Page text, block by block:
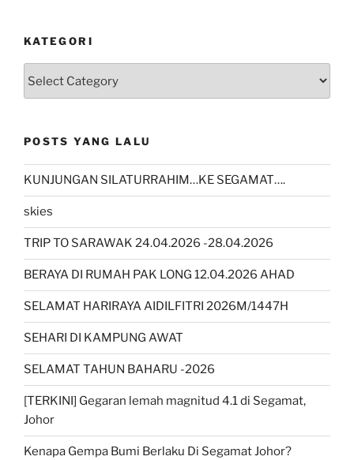
KATEGORI
POSTS YANG LALU
KUNJUNGAN SILATURRAHIM…KE SEGAMAT….
skies
TRIP TO SARAWAK 24.04.2026 -28.04.2026
BERAYA DI RUMAH PAK LONG 12.04.2026 AHAD
SELAMAT HARIRAYA AIDILFITRI 2026M/1447H
SEHARI DI KAMPUNG AWAT
SELAMAT TAHUN BAHARU -2026
[TERKINI] Gegaran lemah magnitud 4.1 di Segamat,
Johor
Kenapa Gempa Bumi Berlaku Di Segamat Johor?